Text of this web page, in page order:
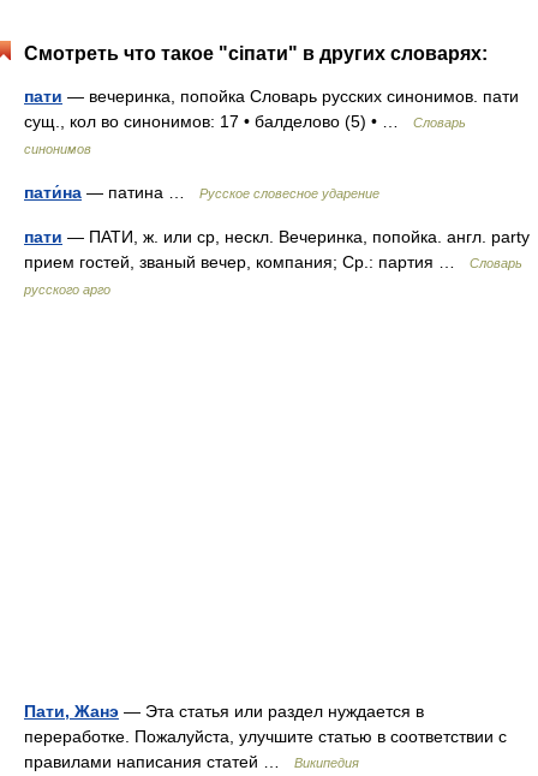
Смотреть что такое "сіпати" в других словарях:
пати — вечеринка, попойка Словарь русских синонимов. пати
сущ., кол во синонимов: 17 • балделово (5) • …
Словарь
синонимов
пати́на — патина … Русское словесное ударение
пати — ПАТИ, ж. или ср, нескл. Вечеринка, попойка. англ. party
прием гостей, званый вечер, компания; Ср.: партия …
Словарь
русского арго
Пати, Жанэ — Эта статья или раздел нуждается в
переработке. Пожалуйста, улучшите статью в соответствии с
правилами написания статей …
Википедия